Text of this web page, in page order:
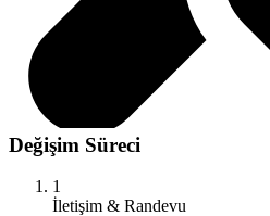
Değişim Süreci
1
İletişim & Randevu